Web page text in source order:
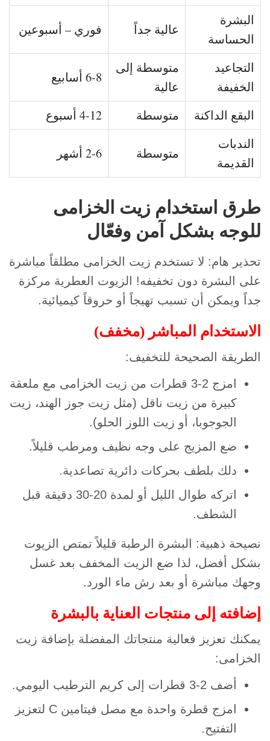
البشرة
الحساسة
عالية جداً فوري – أسبوعين
التجاعيد
الخفيفة
متوسطة إلى
عالية
6-8 أسابيع
البقع الداكنة متوسطة
4-12 أسبوع
الندبات
القديمة
متوسطة 2-6 أشهر
طرق استخدام زيت الخزامى
للوجه بشكل آمن وفعّال
تحذير هام: لا تستخدم زيت الخزامى مطلقاً مباشرة
على البشرة دون تخفيفه! الزيوت العطرية مركزة
جداً ويمكن أن تسبب تهيجاً أو حروقاً كيميائية.
الاستخدام المباشر (مخفف)
الطريقة الصحيحة للتخفيف:
امزج 2-3 قطرات من زيت الخزامى مع ملعقة
كبيرة من زيت ناقل (مثل زيت جوز الهند، زيت
الجوجوبا، أو زيت اللوز الحلو).
ضع المزيج على وجه نظيف ومرطب قليلاً.
دلك بلطف بحركات دائرية تصاعدية.
اتركه طوال الليل أو لمدة 20-30 دقيقة قبل
الشطف.
نصيحة ذهبية: البشرة الرطبة قليلاً تمتص الزيوت
بشكل أفضل، لذا ضع الزيت المخفف بعد غسل
وجهك مباشرة أو بعد رش ماء الورد.
إضافته إلى منتجات العناية بالبشرة
يمكنك تعزيز فعالية منتجاتك المفضلة بإضافة زيت
الخزامى:
أضف 2-3 قطرات إلى كريم الترطيب اليومي.
امزج قطرة واحدة مع مصل فيتامين C لتعزيز
التفتيح.